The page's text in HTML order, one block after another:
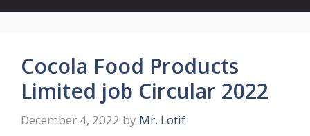
Cocola Food Products
Limited job Circular 2022
December 4, 2022 by Mr. Lotif